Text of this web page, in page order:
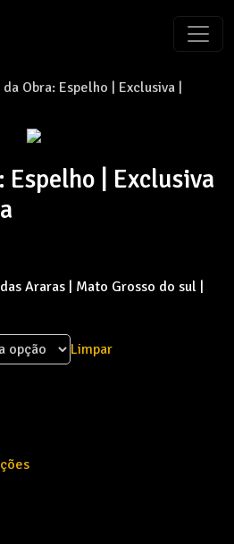
Obra: Espelho | Exclusiva |
Espelho | Exclusiva
Araras | Mato Grosso do sul |
Limpar